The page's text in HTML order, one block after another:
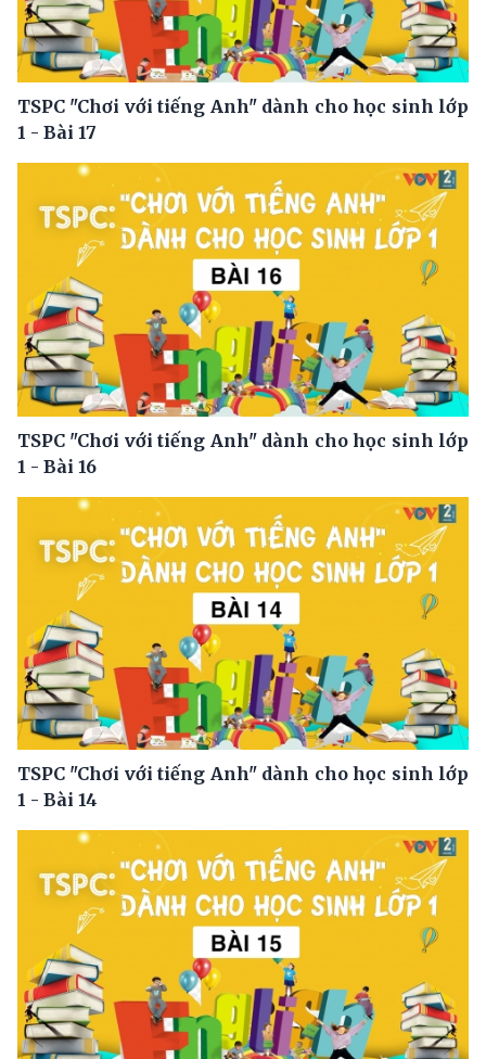
TSPC "Chơi với tiếng Anh" dành cho học sinh lớp
1 - Bài 17
TSPC "Chơi với tiếng Anh" dành cho học sinh lớp
1 - Bài 16
TSPC "Chơi với tiếng Anh" dành cho học sinh lớp
1 - Bài 14